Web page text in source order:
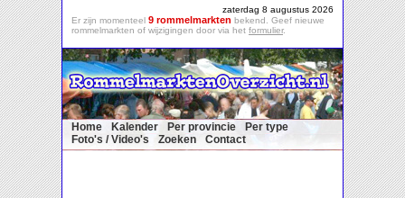
zaterdag 8 augustus 2026
Er zijn momenteel 9 rommelmarkten bekend. Geef nieuwe
rommelmarkten of wijzigingen door via het formulier.
Home Kalender Per provincie
Per type
Foto's / Video's
Zoeken Contact